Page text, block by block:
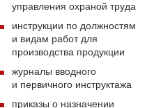
управления охраной труда
инструкции по должностям
и видам работ для
производства продукции
журналы вводного
и первичного инструктажа
приказы о назначении